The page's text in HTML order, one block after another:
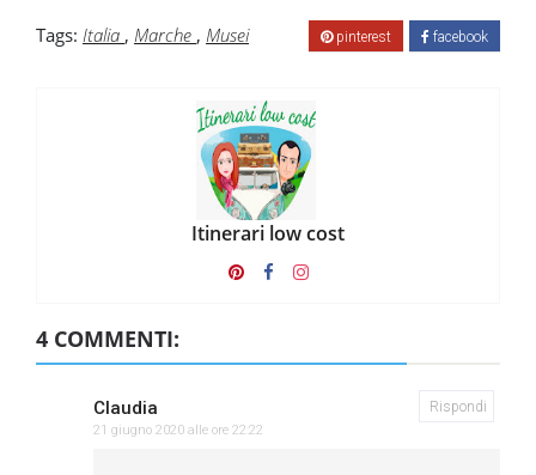
Tags: Italia , Marche , Musei facebook
pinterest
Itinerari low cost
4 COMMENTI:
Claudia
21 giugno 2020 alle ore 22:22
Rispondi